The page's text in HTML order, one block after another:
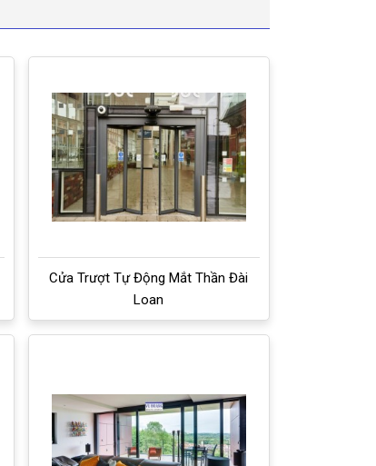
Cửa Trượt Tự Động Mắt Thần Đài
Loan